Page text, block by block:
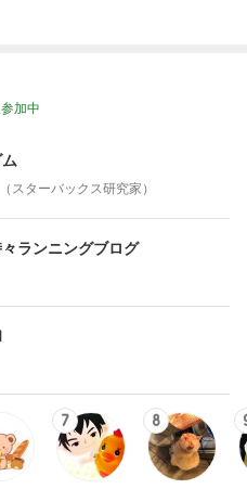
加中
スターバックス研究家）
ランニングブログ
7 8